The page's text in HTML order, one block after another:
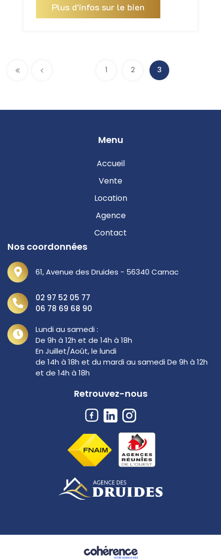
Plus d'infos sur le bien
Pages 1 2 3
Menu
Accueil
Vente
Location
Agence
Contact
Nos coordonnées
61, Avenue des Druides - 56340 Carnac
02 97 52 05 77
06 78 69 68 90
Lundi au samedi :
De 9h à 12h et de 14h à 18h
En Juillet/Août, le lundi
de 14h à 18h et du mardi au samedi De 9h à 12h
et de 14h à 18h
Retrouvez-nous